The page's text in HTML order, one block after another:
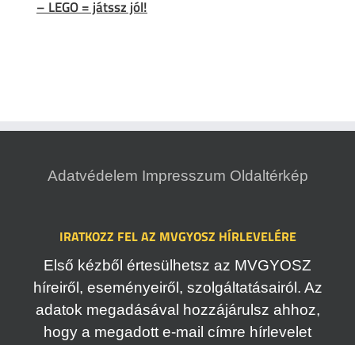
– LEGO = játssz jól!
Adatvédelem Impresszum Oldaltérkép
IRATKOZZ FEL AZ MVGYOSZ HÍRLEVELÉRE
Első kézből értesülhetsz az MVGYOSZ
híreiről, eseményeiről, szolgáltatásairól. Az
adatok megadásával hozzájárulsz ahhoz,
hogy a megadott e-mail címre hírlevelet